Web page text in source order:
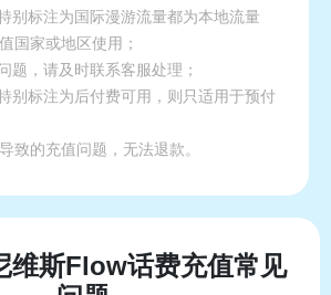
别标注为国际漫游流量都为本地流量
国家或地区使用；
题，请及时联系客服处理；
别标注为后付费可用，则只适用于预付
致的充值问题，无法退款。
维斯Flow话费充值常见